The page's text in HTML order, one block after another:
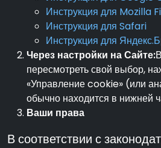
Инструкция для Mozilla
Инструкция для Safari
Инструкция для
Через настройки на Сайте:
пересмотреть свой выбор,
«Управление cookie» (или
обычно находится в нижней
Ваши права
В соответствии с